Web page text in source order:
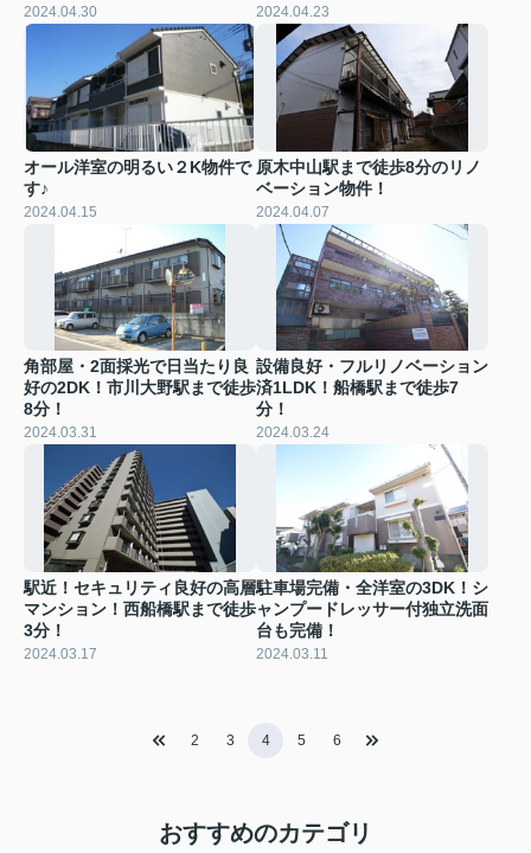
2024.04.30 2024.04.23
オール洋室の明るい２K物件で
す♪
2024.04.15
原木中山駅まで徒歩8分のリノ
ベーション物件！
2024.04.07
角部屋・2面採光で日当たり良
好の2DK！市川大野駅まで徒歩
8分！
2024.03.31
設備良好・フルリノベーション
済1LDK！船橋駅まで徒歩7
分！
2024.03.24
駅近！セキュリティ良好の高層
マンション！西船橋駅まで徒歩
3分！
2024.03.17
駐車場完備・全洋室の3DK！シ
ャンプードレッサー付独立洗面
台も完備！
2024.03.11
2 3 4 5 6
おすすめのカテゴリ